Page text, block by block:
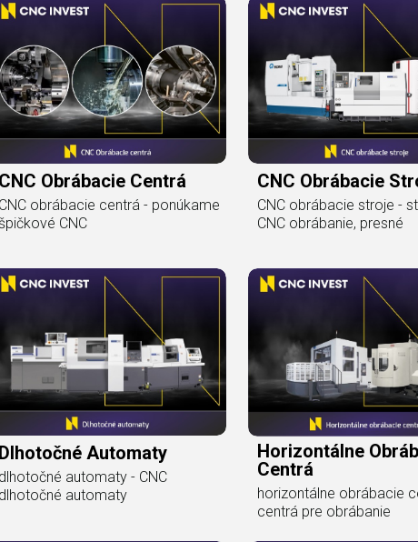
CNC Obrábacie Centrá
CNC obrábacie centrá - ponúkame
špičkové CNC
CNC Obrábacie
CNC obrábacie stroje -
CNC obrábanie, presné
Dlhotočné Automaty
dlhotočné automaty - CNC
dlhotočné automaty
Horizontálne
Centrá
horizontálne obrábacie
centrá pre obrábanie